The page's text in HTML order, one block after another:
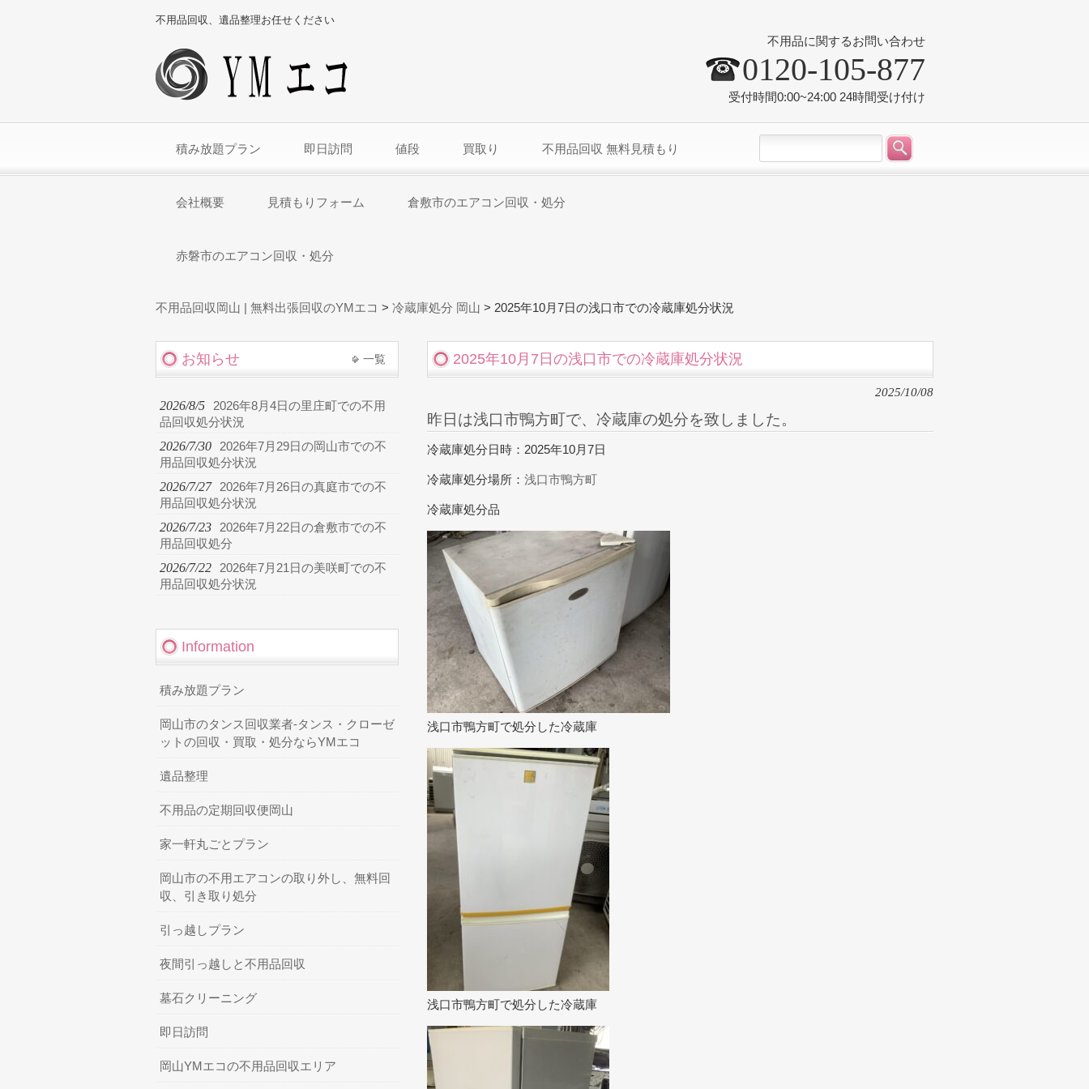
不用品回収、遺品整理お任せください
不用品に関するお問い合わせ
0120-105-877
受付時間0:00~24:00 24時間受け付け
積み放題プラン 即日訪問 値段 買取り 不用品回収 無料見積もり
会社概要 見積もりフォーム 倉敷市のエアコン回収・処分
赤磐市のエアコン回収・処分
不用品回収岡山 | 無料出張回収のYMエコ > 冷蔵庫処分 岡山 > 2025年10月7日の浅口市での冷蔵庫処分状況
2025年10月7日の浅口市での冷蔵庫処分状況
2025/10/08
昨日は浅口市鴨方町で、冷蔵庫の処分を致しました。
冷蔵庫処分日時：2025年10月7日
冷蔵庫処分場所： 浅口市鴨方町
冷蔵庫処分品
浅口市鴨方町で処分した冷蔵庫
浅口市鴨方町で処分した冷蔵庫
お知らせ 一覧
2026/8/5
2026年8月4日の里庄町での不用
品回収処分状況
2026/7/30
2026年7月29日の岡山市での不
用品回収処分状況
2026/7/27
2026年7月26日の真庭市での不
用品回収処分状況
2026/7/23
2026年7月22日の倉敷市での不
用品回収処分
2026/7/22
2026年7月21日の美咲町での不
用品回収処分状況
Information
積み放題プラン
岡山市のタンス回収業者-タンス・クローゼ
ットの回収・買取・処分ならYMエコ
遺品整理
不用品の定期回収便岡山
家一軒丸ごとプラン
岡山市の不用エアコンの取り外し、無料回
収、引き取り処分
引っ越しプラン
夜間引っ越しと不用品回収
墓石クリーニング
即日訪問
岡山YMエコの不用品回収エリア